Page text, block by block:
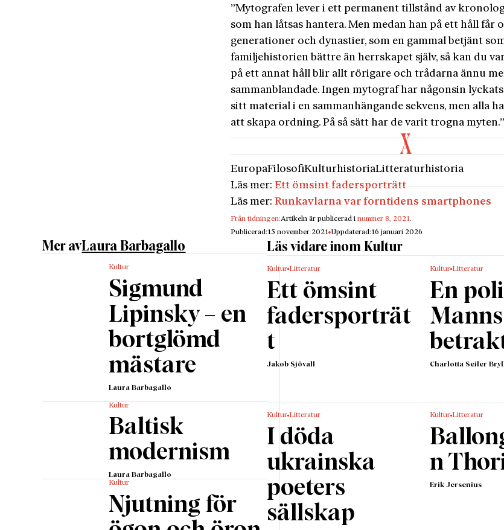
”Mytografen lever i ett permanent tillstånd av
som han låtsas hantera. Men medan han på ett håll får
generationer och dynastier, som en gammal betjänt
familjehistorien bättre än herrskapet själv, så kan du
på ett annat håll blir allt rörigare och trådarna ännu
sammanblandade. Ingen mytograf har någonsin
sitt material­ i en sammanhängande sekvens, men alla
att skapa ordning. På så sätt har de varit trogna myten.”
EuropaFilosofiKulturhistoriaLitteraturhistoria
Läs mer:Ett ömsint fadersporträtt
Läs mer:Runkavlarna var forntidens smartphones
Från tidningen:Artikeln är publicerad inummer 8, 2021.
Publicerad:15 november 2021 Uppdaterad:16 januari 2026
Mer avLaura Barbagallo
Kultur
Sigmund
Lipinsky – en
bortglömd
mästare
Laura Barbagallo
Kultur
Baltisk
modernism
Laura Barbagallo
Kultur
Njutning för
Läs vidare inom Kultur
Kultur Litteratur
Ett ömsint
fadersporträt
t
Jakob Sjövall
Kultur Litteratur
En
Manns
Charlotta Seiler
Kultur Litteratur
I döda
ukrainska
poeters
sällskap
Kultur Litteratur
n
Erik Jersenius